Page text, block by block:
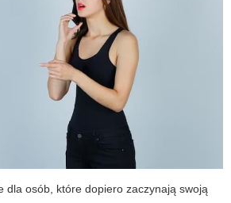
dla osób, które dopiero zaczynają swoją